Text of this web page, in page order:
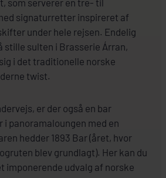
signaturretter inspireret af
under hele rejsen. Endelig
sulten i Brasserie Árran,
i det traditionelle norske
twist.
er der også en bar
i panoramaloungen med en
hedder 1893 Bar (året, hvor
blev grundlagt). Her kan du
imponerende udvalg af norske